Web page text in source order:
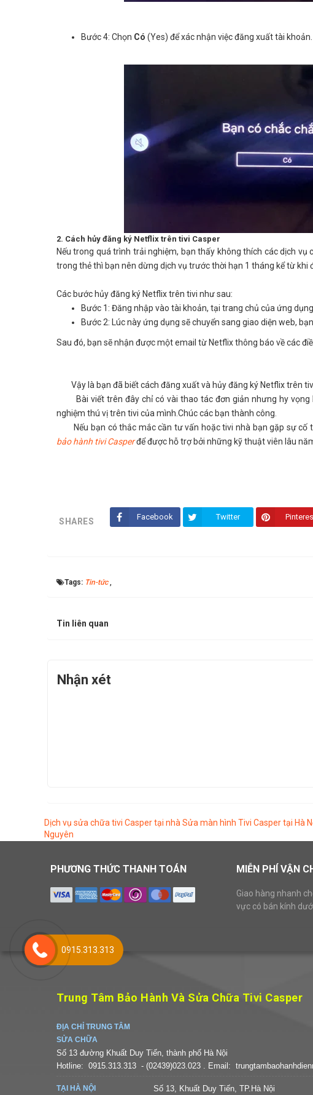
Bước 4: Chọn Có (Yes) để xác nhận việc đăng xuất tài khoản.
2. Cách hủy đăng ký Netflix trên tivi Casper
Nếu trong quá trình trải nghiệm, bạn thấy không thích các dịch
trong thẻ thì bạn nên dừng dịch vụ trước thời hạn 1 tháng kể từ khi
Các bước hủy đăng ký Netflix trên tivi như sau:
Bước 1: Đăng nhập vào tài khoản, tại trang chủ của ứng
Bước 2: Lúc này ứng dụng sẽ chuyển sang giao diện web,
Sau đó, bạn sẽ nhận được một email từ Netflix thông báo về các
Vậy là bạn đã biết cách đăng xuất và hủy đăng ký Netflix trên
Bài viết trên đây chỉ có vài thao tác đơn giản nhưng hy
nghiệm thú vị trên tivi của mình.Chúc các bạn thành công.
Nếu bạn có thắc mắc cần tư vấn hoặc tivi nhà bạn gặp sự cố
bảo hành tivi Casperđể được hỗ trợ bởi những kỹ thuật viên lâu
SHARES Facebook Twitter
Tags: Tin-tức,
Tin liên quan
Nhận xét
Dịch vụ sửa chữa tivi Casper tại nhà Sửa màn hình Tivi Casper tại Hà
Nguyên
0915.313.313
PHƯƠNG THỨC THANH TOÁN MIỄN PHÍ VẬN
Giao hàng nhanh
vực có bán kính
Trung Tâm Bảo Hành Và Sửa Chữa Tivi Casper
ĐỊA CHỈ TRUNG TÂM
SỬA CHỮA
Số 13 đường Khuất Duy Tiến, thành phố Hà Nội
Hotline: 0915.313.313 - (02439)023.023 . Email:
TẠI HÀ NỘI Số 13, Khuất Duy Tiến, TP.Hà Nội